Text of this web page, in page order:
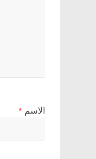
الاسم *